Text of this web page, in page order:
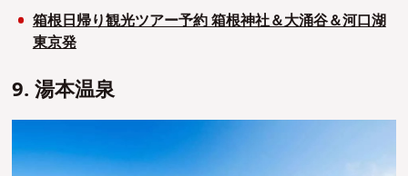
箱根日帰り観光ツアー予約 箱根神社＆大涌谷＆河口湖
東京発
9. 湯本温泉